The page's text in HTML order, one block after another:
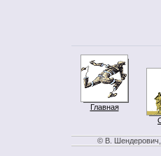
Главная
© В. Шендерович,